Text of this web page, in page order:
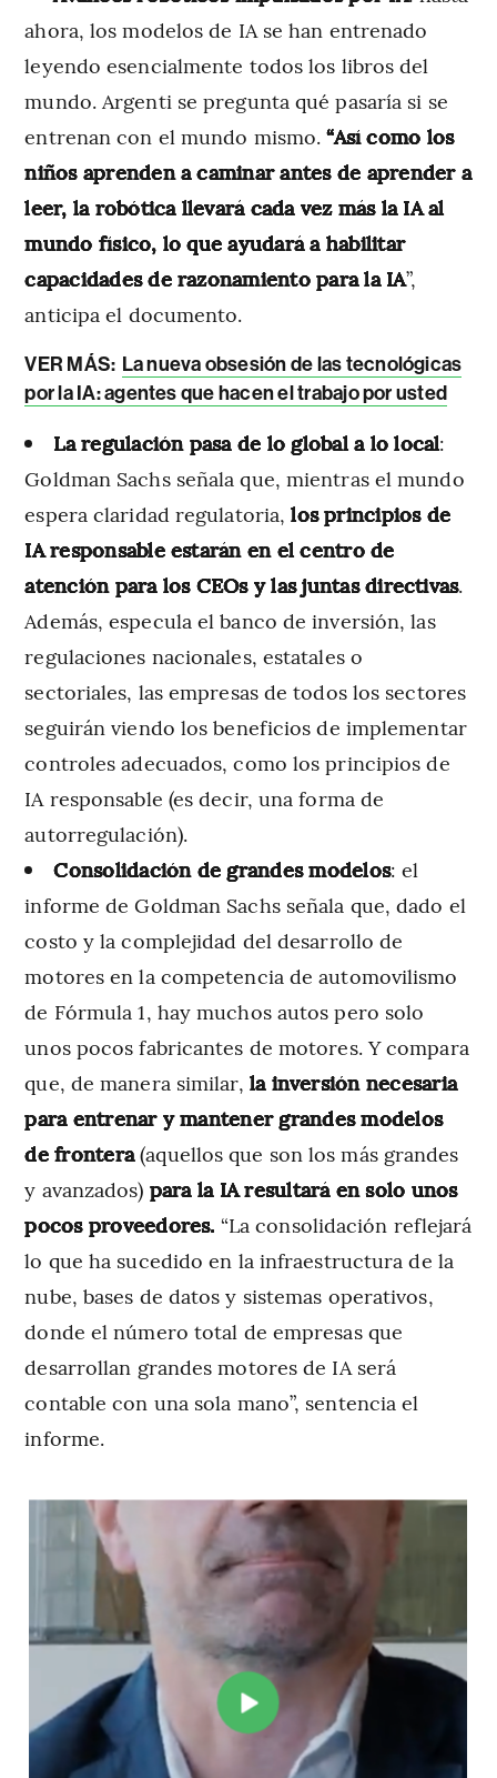
ahora, los modelos de IA se han entrenado
leyendo esencialmente todos los libros del
mundo. Argenti se pregunta qué pasaría si se
entrenan con el mundo mismo.“Así como los
niños aprenden a caminar antes de aprender a
leer, la robótica llevará cada vez más la IA al
mundo físico, lo que ayudará a habilitar
capacidades de razonamiento para la IA”,
anticipa el documento.
VER MÁS: La nueva obsesión de las tecnológicas
por la IA: agentes que hacen el trabajo por usted
La regulación pasa de lo global a lo local:
Goldman Sachs señala que, mientras el mundo
espera claridad regulatoria,los principios de
IA responsable estarán en el centro de
atención para los CEOs y las juntas directivas.
Además, especula el banco de inversión, las
regulaciones nacionales, estatales o
sectoriales, las empresas de todos los sectores
seguirán viendo los beneficios de implementar
controles adecuados, como los principios de
IA responsable (es decir, una forma de
autorregulación).
Consolidación de grandes modelos: el
informe de Goldman Sachs señala que, dado el
costo y la complejidad del desarrollo de
motores en la competencia de automovilismo
de Fórmula 1, hay muchos autos pero solo
unos pocos fabricantes de motores. Y compara
que, de manera similar, la inversión necesaria
para entrenar y mantener grandes modelos
de frontera(aquellos que son los más grandes
y avanzados) para la IA resultará en solo unos
pocos proveedores. “La consolidación reflejará
lo que ha sucedido en la infraestructura de la
nube, bases de datos y sistemas operativos,
donde el número total de empresas que
desarrollan grandes motores de IA será
contable con una sola mano”, sentencia el
informe.